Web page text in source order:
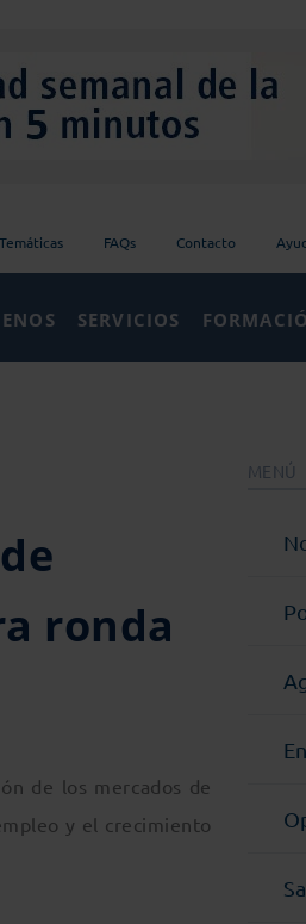
FAQs Contacto
SERVICIOS
ronda
de los mercados de
y el crecimiento
MENÚ